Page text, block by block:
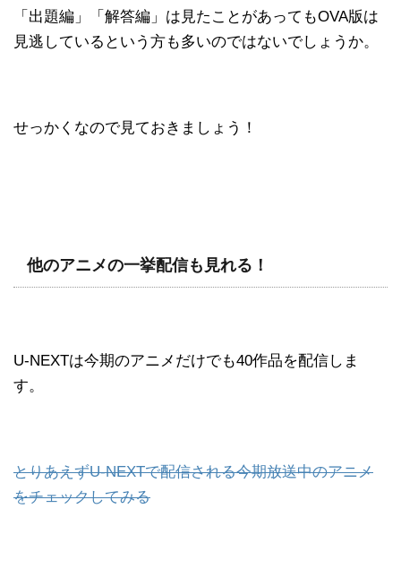
「出題編」「解答編」は見たことがあってもOVA版は
見逃しているという方も多いのではないでしょうか。
せっかくなので見ておきましょう！
他のアニメの一挙配信も見れる！
U-NEXTは今期のアニメだけでも40作品を配信しま
す。
とりあえずU-NEXTで配信される今期放送中のアニメ
をチェックしてみる